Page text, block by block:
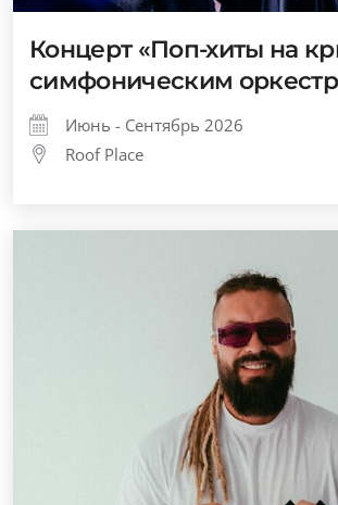
Концерт «Поп-хиты на
симфоническим
Июнь - Сентябрь 2026
Roof Place